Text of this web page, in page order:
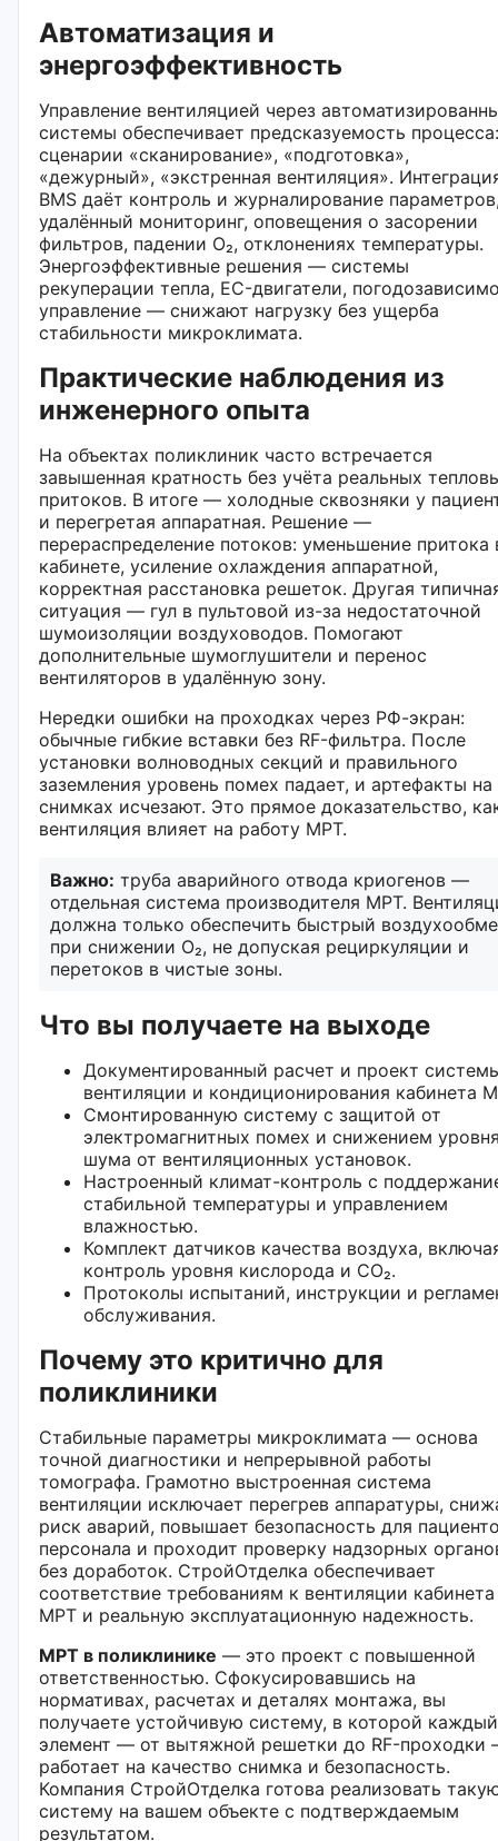
Автоматизация и
энергоэффективность
Управление вентиляцией через
системы обеспечивает предсказуемость процесса:
сценарии «сканирование», «подготовка»,
«дежурный», «экстренная вентиляция».
BMS даёт контроль и журналирование
удалённый мониторинг, оповещения о засорении
фильтров, падении O₂, отклонениях температуры.
Энергоэффективные решения — системы
рекуперации тепла, EC-двигатели,
управление — снижают нагрузку без ущерба
стабильности микроклимата.
Практические наблюдения из
инженерного опыта
На объектах поликлиник часто встречается
завышенная кратность без учёта реальных
притоков. В итоге — холодные сквозняки у
и перегретая аппаратная. Решение —
перераспределение потоков: уменьшение притока
кабинете, усиление охлаждения аппаратной,
корректная расстановка решеток. Другая
ситуация — гул в пультовой из-за недостаточной
шумоизоляции воздуховодов. Помогают
дополнительные шумоглушители и перенос
вентиляторов в удалённую зону.
Нередки ошибки на проходках через РФ-экран:
обычные гибкие вставки без RF-фильтра. После
установки волноводных секций и правильного
заземления уровень помех падает, и артефакты на
снимках исчезают. Это прямое доказательство,
вентиляция влияет на работу МРТ.
Важно: труба аварийного отвода криогенов —
отдельная система производителя МРТ.
должна только обеспечить быстрый
при снижении O₂, не допуская рециркуляции и
перетоков в чистые зоны.
Что вы получаете на выходе
Документированный расчет и проект
вентиляции и кондиционирования кабинета
Смонтированную систему с защитой от
электромагнитных помех и снижением
шума от вентиляционных установок.
Настроенный климат-контроль с
стабильной температуры и управлением
влажностью.
Комплект датчиков качества воздуха,
контроль уровня кислорода и CO₂.
Протоколы испытаний, инструкции и
обслуживания.
Почему это критично для
поликлиники
Стабильные параметры микроклимата — основа
точной диагностики и непрерывной работы
томографа. Грамотно выстроенная система
вентиляции исключает перегрев аппаратуры,
риск аварий, повышает безопасность для
персонала и проходит проверку надзорных
без доработок. СтройОтделка обеспечивает
соответствие требованиям к вентиляции кабинета
МРТ и реальную эксплуатационную надежность.
МРТ в поликлинике — это проект с повышенной
ответственностью. Сфокусировавшись на
нормативах, расчетах и деталях монтажа, вы
получаете устойчивую систему, в которой каждый
элемент — от вытяжной решетки до RF-проходки
работает на качество снимка и безопасность.
Компания СтройОтделка готова реализовать
систему на вашем объекте с подтверждаемым
результатом.